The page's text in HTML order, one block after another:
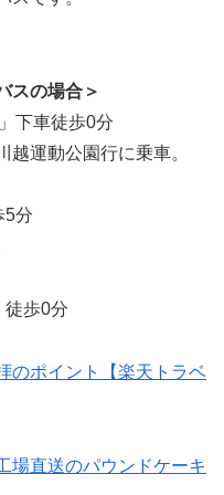
スの場合＞
下車徒歩0分
運動公園行に乗車。
分
徒歩0分
のポイント【楽天トラベ
場直送のパウンドケーキ